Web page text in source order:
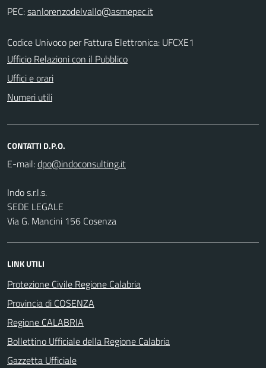
PEC:
Codice Univoco per Fattura Elettronica: UFCXE1
Ufficio Relazioni con il Pubblico
Uffici e orari
Numeri utili
CONTATTI D.P.O.
E-mail:
Indo s.r.l.s.
SEDE LEGALE
Via G. Mancini 156 Cosenza
LINK UTILI
Protezione Civile Regione Calabria
Provincia di COSENZA
Regione CALABRIA
Bollettino Ufficiale della Regione Calabria
Gazzetta Ufficiale